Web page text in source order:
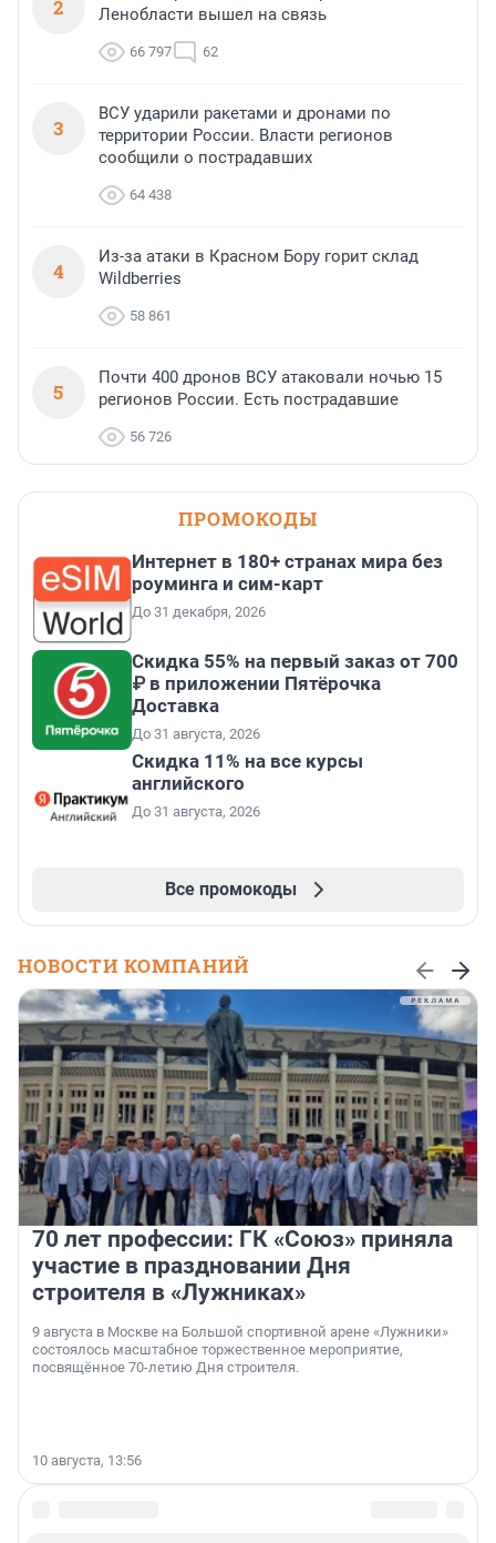
2
Ленобласти вышел на связь
66 797 62
3
ВСУ ударили ракетами и дронами по
территории России. Власти регионов
сообщили о пострадавших
64 438
4
Из-за атаки в Красном Бору горит склад
Wildberries
58 861
5
Почти 400 дронов ВСУ атаковали ночью 15
регионов России. Есть пострадавшие
56 726
ПРОМОКОДЫ
Интернет в 180+ странах мира без
роуминга и сим-карт
До 31 декабря, 2026
Скидка 55% на первый заказ от 700
₽ в приложении Пятёрочка
Доставка
До 31 августа, 2026
Скидка 11% на все курсы
английского
До 31 августа, 2026
Все промокоды
НОВОСТИ КОМПАНИЙ
70 лет профессии: ГК «Союз» приняла
участие в праздновании Дня
строителя в «Лужниках»
9 августа в Москве на Большой спортивной арене «Лужники»
состоялось масштабное торжественное мероприятие,
посвящённое 70-летию Дня строителя.
10 августа, 13:56